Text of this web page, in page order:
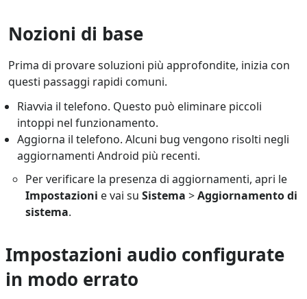
Nozioni di base
Prima di provare soluzioni più approfondite, inizia con
questi passaggi rapidi comuni.
Riavvia il telefono. Questo può eliminare piccoli
intoppi nel funzionamento.
Aggiorna il telefono. Alcuni bug vengono risolti negli
aggiornamenti Android più recenti.
Per verificare la presenza di aggiornamenti, apri le
Impostazioni e vai suSistema >Aggiornamento di
sistema.
Impostazioni audio configurate
in modo errato